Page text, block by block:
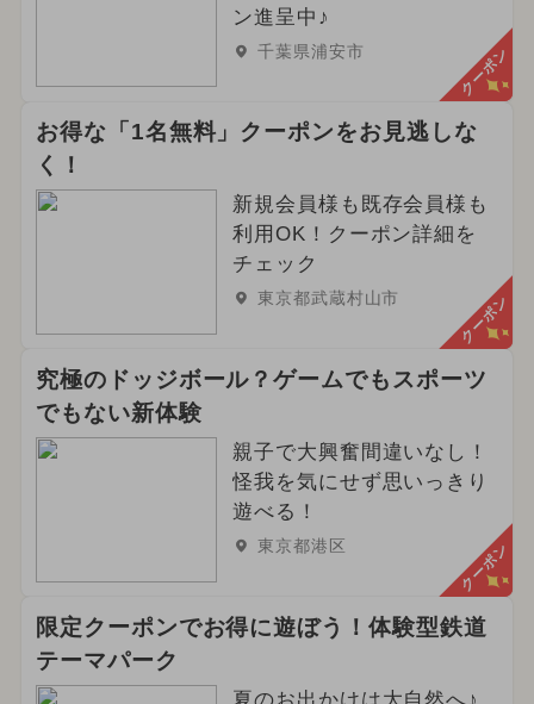
ン進呈中♪
千葉県浦安市 クーポン
お得な「1名無料」クーポンをお見逃しな
く！
新規会員様も既存会員様も
利用OK！クーポン詳細を
チェック
東京都武蔵村山市 クーポン
究極のドッジボール？ゲームでもスポーツ
でもない新体験
親子で大興奮間違いなし！
怪我を気にせず思いっきり
遊べる！
東京都港区 クーポン
限定クーポンでお得に遊ぼう！体験型鉄道
テーマパーク